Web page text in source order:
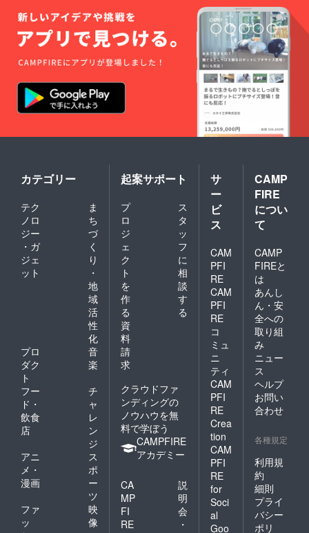
ギー
19kcal
たん
ぱく質
0.39g
脂質
0.26g
炭水化
物4g
食塩相
0.017g
粉（大
豆を含
む、国
内製
造）、
水飴、
砂糖、
粉、、
黒糖、
ぶどう
糖、食
塩 栄
養成分
表示
（100ｇ
当た
り）(推
定値)＊
１個約8
ｇ エ
ネル
ギー
ぱく質
15.6g
脂質
10.3g
炭水化
52.9g
食塩相
む）、
水飴、
甜菜
糖、食
塩 ＜あ
んこ玉
＞ 小豆
餡（生
餡、水
飴、砂
塩）
造）、
きな粉
（大豆
を含
む）、
水飴、
塩 トー
キョー
キナコ
ロン賞
味期限
９０日
＜キャ
ラメル
ダマ＞
準チョ
コレー
ト（植
物油
脂、砂
糖、全
粉乳、
ア、乳
ﾏｽ）
（国内
造）、
粉、水
飴、甜
甜菜
糖、お
こし
（もち
米・水
飴）、
抹茶、
アーモ
ンド、
ひねり
餡、水
飴、砂
糖、食
塩）
（国内
造）、
（大豆
を含
む）、
水飴、
甜菜
糖、食
塩 ＜あ
んこ玉
＞ 小豆
餡（生
餡、水
飴、砂
糖、食
塩）
（国内
きな粉
を含
む）、
水飴、
甜菜
糖、食
塩 トー
キョー
➁五家
宝６個
入×２袋
（おし
ぼり
×2 ス
トー
リーチ
ラシA4
×10個
おまけ
に きな
８個入
り×1袋
③竹か
ごギフ
ト×1 ④
キナコ
ロンギ
⑤ゴカ
ボーギ
フト×2
送料込
みで
す。
カテゴリー
テク
ノロ
ジー
・ガ
ジェ
ット
ま
ち
づ
く
り
・
地
域
活
性
化
プロ
ダク
ト
音
楽
フー
ド・
飲食
店
チ
ャ
レ
ン
ジ
アニ
メ・
漫画
ス
ポ
ー
ツ
ファ
ッ
映
像
起案サポート
プ
ロ
ジ
ェ
ク
ト
を
作
る
ス
タ
ッ
フ
に
相
談
す
る
資
料
請
求
クラウドファ
ンディングの
ノウハウを無
料で学ぼう
CAMPFIRE
アカデミー
CA
MP
FI
RE
説
明
会
・
サ
ー
ビ
ス
CAM
PFI
RE
CAM
PFI
RE
コ
ミュ
ニ
ティ
CAM
PFI
RE
Crea
tion
CAM
PFI
RE
for
Soci
al
Goo
CAMP
FIRE
につい
て
CAMP
FIREと
は
あんし
ん・安
全への
取り組
み
ニュー
ス
ヘルプ
お問い
合わせ
各種規定
利用規
約
細則
プライ
バシー
ポリ